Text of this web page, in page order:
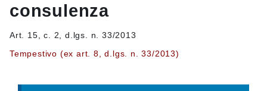
consulenza
Art. 15, c. 2, d.lgs. n. 33/2013
Tempestivo (ex art. 8, d.lgs. n. 33/2013)